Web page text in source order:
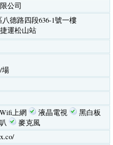
公司
德路四段636-1號一樓
運松山站
場
Wifi上網 液晶電視
黑白板
麥克風